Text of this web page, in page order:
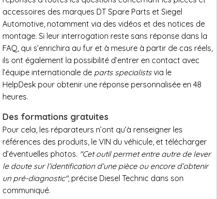
accessoires des marques DT Spare Parts et Siegel
Automotive, notamment via des vidéos et des notices de
montage. Si leur interrogation reste sans réponse dans la
FAQ, qui s’enrichira au fur et à mesure à partir de cas réels,
ils ont également la possibilité d’entrer en contact avec
l’équipe internationale de parts specialistsvia le
HelpDesk pour obtenir une réponse personnalisée en 48
heures.
Des formations gratuites
Pour cela, les réparateurs n’ont qu’à renseigner les
références des produits, le VIN du véhicule, et télécharger
d’éventuelles photos. "Cet outil permet entre autre de lever
le doute sur l’identification d’une pièce ou encore d’obtenir
un pré-diagnostic", précise Diesel Technic dans son
communiqué.